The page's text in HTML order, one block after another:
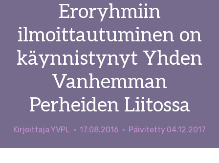
Eroryhmiin
ilmoittautuminen on
käynnistynyt Yhden
Vanhemman
Perheiden Liitossa
Kirjoittaja YVPL 17.08.2016 Päivitetty 04.12.2017